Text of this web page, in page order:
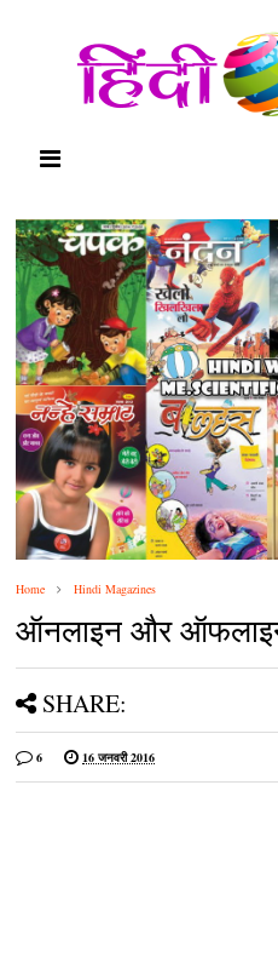
Home Hindi Magazines
ऑनलाइन और ऑफलाइन
SHARE:
6 16 जनवरी 2016